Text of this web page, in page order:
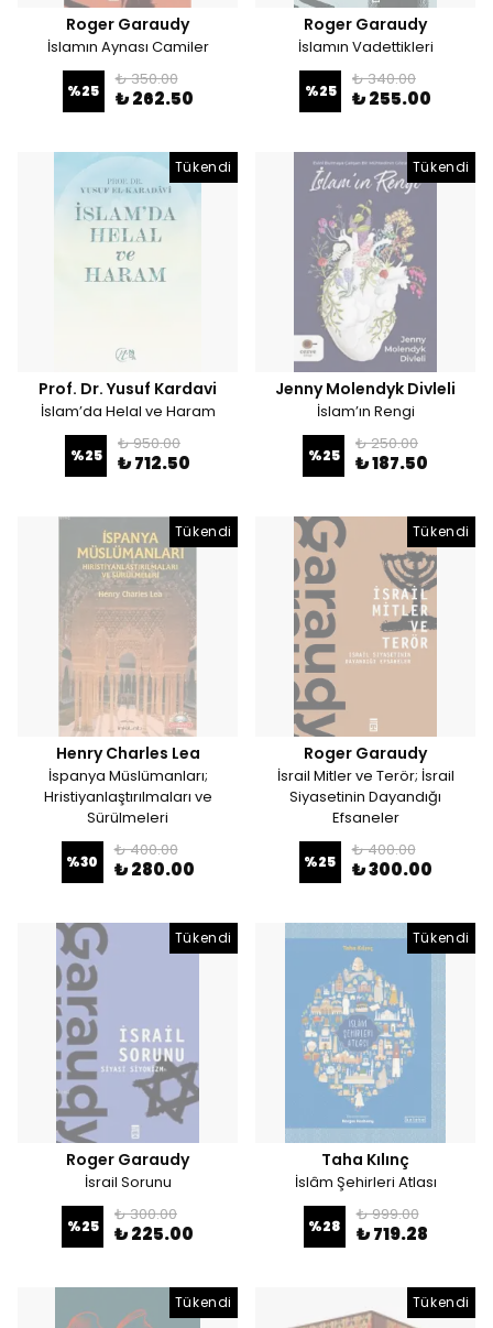
Roger Garaudy
İslamın Aynası Camiler
%25
₺ 350.00
₺ 262.50
Roger Garaudy
İslamın Vadettikleri
%25
₺ 340.00
₺ 255.00
Tükendi
Prof. Dr. Yusuf Kardavi
İslam’da Helal ve Haram
%25
₺ 950.00
₺ 712.50
Tükendi
Jenny Molendyk Divleli
İslam’ın Rengi
%25
₺ 250.00
₺ 187.50
Tükendi
Henry Charles Lea
İspanya Müslümanları;
Hristiyanlaştırılmaları ve
Sürülmeleri
%30
₺ 400.00
₺ 280.00
Tükendi
Roger Garaudy
İsrail Mitler ve Terör; İsrail
Siyasetinin Dayandığı
Efsaneler
%25
₺ 400.00
₺ 300.00
Tükendi
Roger Garaudy
İsrail Sorunu
%25
₺ 300.00
₺ 225.00
Tükendi
Taha Kılınç
İslâm Şehirleri Atlası
%28
₺ 999.00
₺ 719.28
Tükendi Tükendi